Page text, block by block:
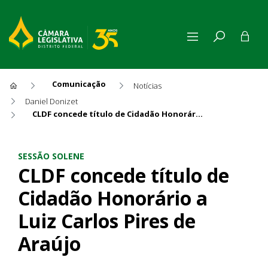
Comunicação
Notícias
Daniel Donizet
CLDF concede título de Cidadão Honorário a Luiz Carlos Pires de Araújo
SESSÃO SOLENE
CLDF concede título de
Cidadão Honorário a
Luiz Carlos Pires de
Araújo